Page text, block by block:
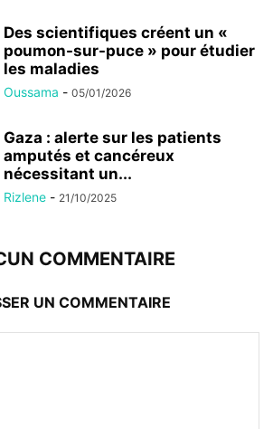
Des scientifiques créent un «
poumon-sur-puce » pour étudier
les maladies
Oussama - 05/01/2026
Gaza : alerte sur les patients
amputés et cancéreux
nécessitant un...
Rizlene - 21/10/2025
COMMENTAIRE
UN COMMENTAIRE